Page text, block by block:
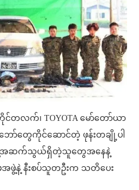
တလက်၊ TOYOTA မော်တော်ယာ
ော်တွေကိုင်ဆောင်တဲ့ ဖုန်းတချို့ပါ
အဆက်သွယ်ရှိတဲ့သူတွေအနေနဲ့
နဲ့ နီးစပ်သူတဦးက သတိပေး